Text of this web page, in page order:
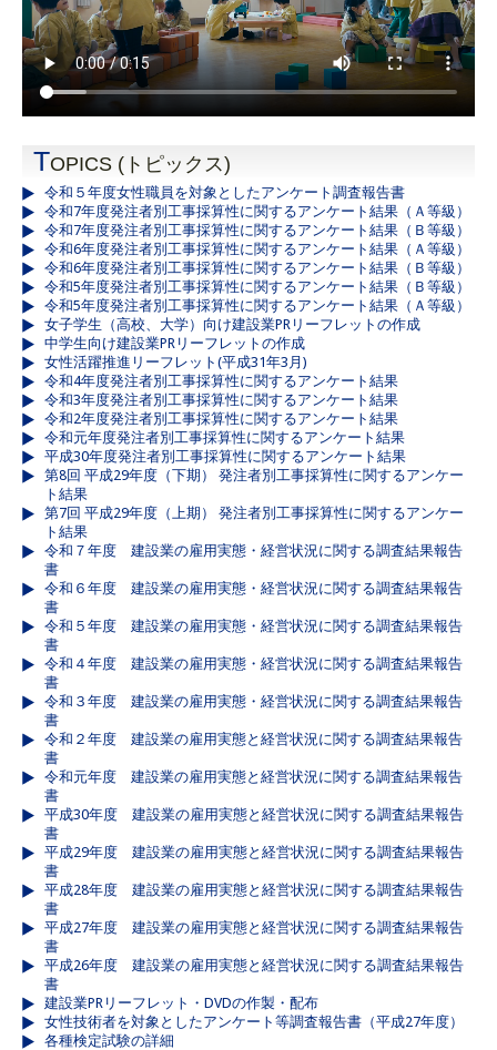
TOPICS (トピックス)
令和５年度女性職員を対象としたアンケート調査報告書
令和7年度発注者別工事採算性に関するアンケート結果（Ａ等級）
令和7年度発注者別工事採算性に関するアンケート結果（Ｂ等級）
令和6年度発注者別工事採算性に関するアンケート結果（Ａ等級）
令和6年度発注者別工事採算性に関するアンケート結果（Ｂ等級）
令和5年度発注者別工事採算性に関するアンケート結果（Ｂ等級）
令和5年度発注者別工事採算性に関するアンケート結果（Ａ等級）
女子学生（高校、大学）向け建設業PRリーフレットの作成
中学生向け建設業PRリーフレットの作成
女性活躍推進リーフレット(平成31年3月)
令和4年度発注者別工事採算性に関するアンケート結果
令和3年度発注者別工事採算性に関するアンケート結果
令和2年度発注者別工事採算性に関するアンケート結果
令和元年度発注者別工事採算性に関するアンケート結果
平成30年度発注者別工事採算性に関するアンケート結果
第8回 平成29年度（下期） 発注者別工事採算性に関するアンケー
ト結果
第7回 平成29年度（上期） 発注者別工事採算性に関するアンケー
ト結果
令和７年度 建設業の雇用実態・経営状況に関する調査結果報告
書
令和６年度 建設業の雇用実態・経営状況に関する調査結果報告
書
令和５年度 建設業の雇用実態・経営状況に関する調査結果報告
書
令和４年度 建設業の雇用実態・経営状況に関する調査結果報告
書
令和３年度 建設業の雇用実態・経営状況に関する調査結果報告
書
令和２年度 建設業の雇用実態と経営状況に関する調査結果報告
書
令和元年度 建設業の雇用実態と経営状況に関する調査結果報告
書
平成30年度 建設業の雇用実態と経営状況に関する調査結果報告
書
平成29年度 建設業の雇用実態と経営状況に関する調査結果報告
書
平成28年度 建設業の雇用実態と経営状況に関する調査結果報告
書
平成27年度 建設業の雇用実態と経営状況に関する調査結果報告
書
平成26年度 建設業の雇用実態と経営状況に関する調査結果報告
書
建設業PRリーフレット・DVDの作製・配布
女性技術者を対象としたアンケート等調査報告書（平成27年度）
各種検定試験の詳細